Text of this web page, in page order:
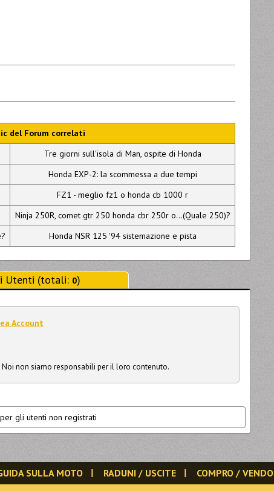
del Forum correlati
Tre giorni sull'isola di Man, ospite di Honda
Honda EXP-2: la scommessa a due tempi
FZ1 - meglio fz1 o honda cb 1000 r
Ninja 250R, comet gtr 250 honda cbr 250r o...(Quale 250)?
Honda NSR 125 '94 sistemazione e pista
Utenti (totali: 0)
Account
non siamo responsabili per il loro contenuto.
gli utenti non registrati
SULLA MOTO RADUNI / USCITE COMPRO / VENDO